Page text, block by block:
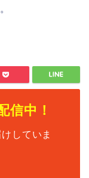
信中！
していま